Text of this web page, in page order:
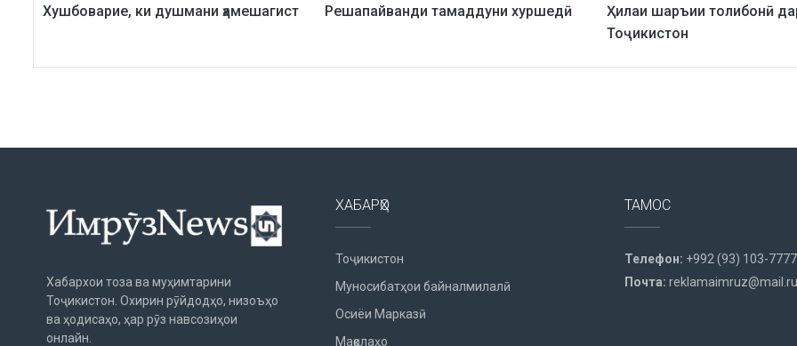
Хушбоварие, ки душмани ҳамешагист Решапайванди тамаддуни хуршедӣ
Ҳилаи шаръии толибонӣ
Тоҷикистон
Хабархои тоза ва муҳимтарини
Тоҷикистон. Охирин рӯйдодҳо, низоъҳо
ва ҳодисаҳо, ҳар рӯз навсозиҳои
онлайн.
ХАБАРҲО
Тоҷикистон
Муносибатҳои байналмилалӣ
Осиёи Марказӣ
Мақолаҳо
ТАМОС
Телефон: +992 (93) 103-7777
Почта: reklamaimruz@mail.ru